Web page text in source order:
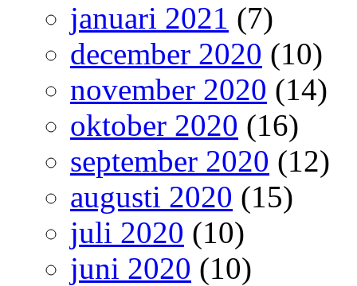
januari 2021 (7)
december 2020 (10)
november 2020 (14)
oktober 2020 (16)
september 2020 (12)
augusti 2020 (15)
juli 2020 (10)
juni 2020 (10)